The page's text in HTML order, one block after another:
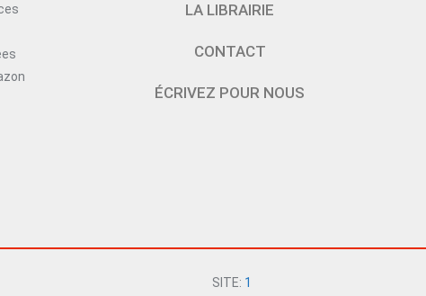
LA LIBRAIRIE
CONTACT
ÉCRIVEZ POUR NOUS
SITE: 1